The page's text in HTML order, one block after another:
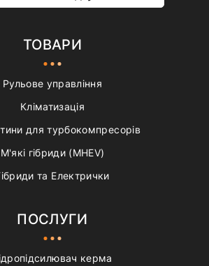
ТОВАРИ
Рульове управління
Кліматизація
для турбокомпресорів
М'які гібриди (MHEV)
та Електрички
ПОСЛУГИ
керма